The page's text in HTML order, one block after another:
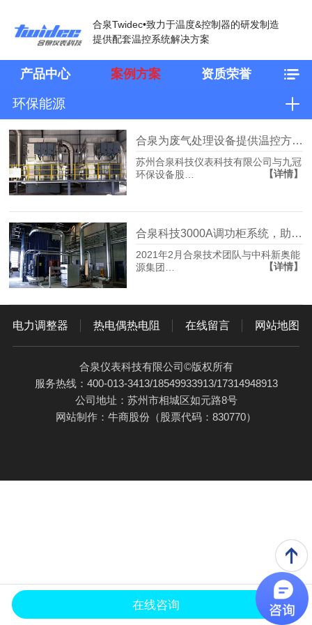
合泉Twidec•致力于温度&控制器的研发制造
提供配套温控系统解决方案
产品中心 案例方案 资质荣誉
环保能源
合泉为废气处理设备提供温控方案，助力中国环保行业
苏州合泉科技仪表科技有限公司与九冠
环保设备股…
【详情】
合泉科技3000A调功柜系统，助力中科院环保能源项目
2021年2月合泉技术团队与中科新奥能
源集团…
【详情】
电力调整器 热电偶热电阻 在线留言 网站地图
合泉仪表科技有限公司©版权所有
服务热线：400-013-3413/18549933913/17314948913
公司地址：苏州市相城区如元路8号
网站制作： 牛商股份 （股票代码：830770）
产品中心 应用案例 关于合泉
在线咨询